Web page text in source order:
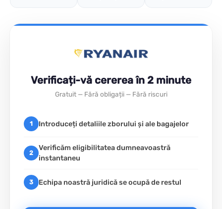
Verificați-vă cererea în 2 minute
Gratuit — Fără obligații — Fără riscuri
1 Introduceți detaliile zborului și ale bagajelor
2
Verificăm eligibilitatea dumneavoastră
instantaneu
3 Echipa noastră juridică se ocupă de restul